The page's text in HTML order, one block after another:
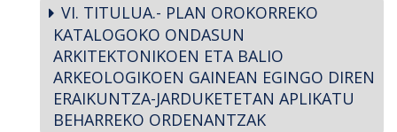
VI. TITULUA.- PLAN OROKORREKO
KATALOGOKO ONDASUN
ARKITEKTONIKOEN ETA BALIO
ARKEOLOGIKOEN GAINEAN EGINGO DIREN
ERAIKUNTZA-JARDUKETETAN APLIKATU
BEHARREKO ORDENANTZAK